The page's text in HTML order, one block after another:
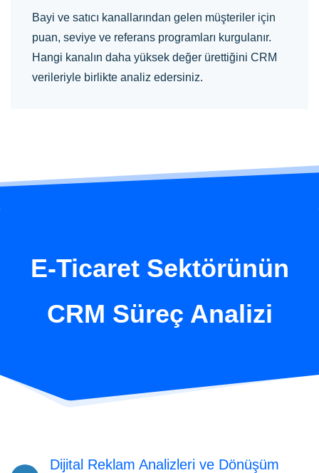
Bayi ve satıcı kanallarından gelen müşteriler için
puan, seviye ve referans programları kurgulanır.
Hangi kanalın daha yüksek değer ürettiğini CRM
verileriyle birlikte analiz edersiniz.
E-Ticaret Sektörünün
CRM Süreç Analizi
Dijital Reklam Analizleri ve Dönüşüm